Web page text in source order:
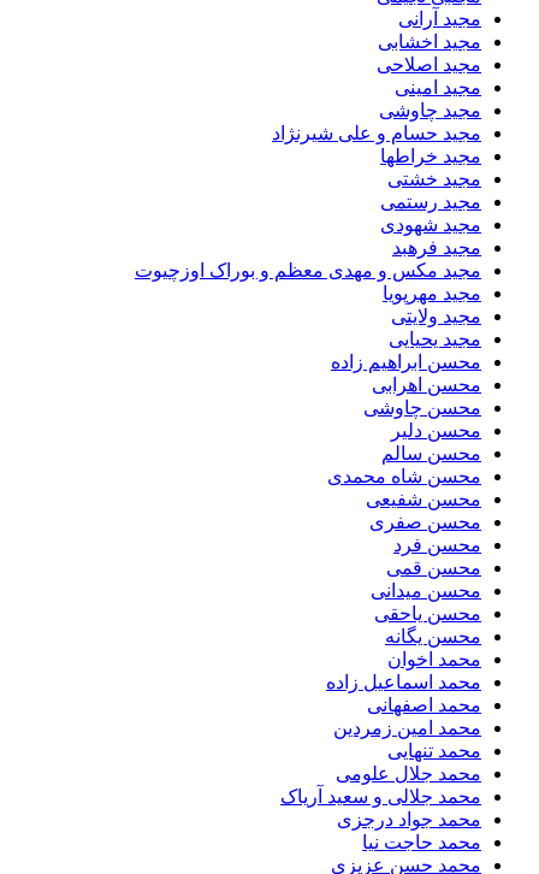
مجید آرانی
مجید اخشابی
مجید اصلاحی
مجید امینی
مجید چاوشی
مجید حسام و علی شیرنژاد
مجید خراطها
مجید خشتی
مجید رستمی
مجید شهودی
مجید فرهبد
مجید مکس و مهدی معظم و بوراک اوزچیوت
مجید مهرپویا
مجید ولایتی
مجید یحیایی
محسن ابراهیم زاده
محسن اهرابی
محسن چاوشی
محسن دلیر
محسن سالم
محسن شاه محمدی
محسن شفیعی
محسن صفری
محسن فرد
محسن قمی
محسن میدانی
محسن یاحقی
محسن یگانه
محمد اخوان
محمد اسماعیل زاده
محمد اصفهانی
محمد امین زمردین
محمد تنهایی
محمد جلال علومی
محمد جلالی و سعید آریاک
محمد جواد درجزی
محمد حاجت نیا
محمد حسن عزیزی